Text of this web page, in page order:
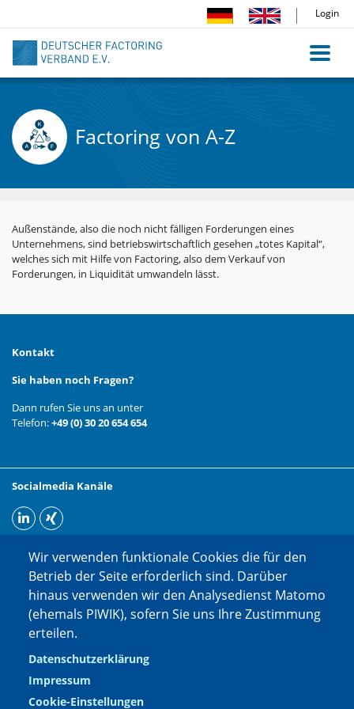
Inhalt
Login
Factoring von A-Z
Außenstände, also die noch nicht fälligen Forderungen eines
Unternehmens, sind betriebswirtschaftlich gesehen „totes Kapital“,
welches sich mit Hilfe von Factoring, also dem Verkauf von
Forderungen, in Liquidität umwandeln lässt.
Kontakt
Sie haben noch Fragen?
Dann rufen Sie uns an unter
Telefon:+49 (0) 30 20 654 654
Socialmedia Kanäle
Wir verwenden funktionale Cookies die für den
Betrieb der Seite erforderlich sind. Darüber
hinaus verwenden wir den Analysedienst Matomo
(ehemals PIWIK), sofern Sie uns Ihre Zustimmung
erteilen.
Datenschutzerklärung
Impressum
Cookie-Einstellungen